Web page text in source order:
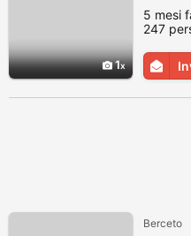
1
amicizia
5 mesi
247
Berceto